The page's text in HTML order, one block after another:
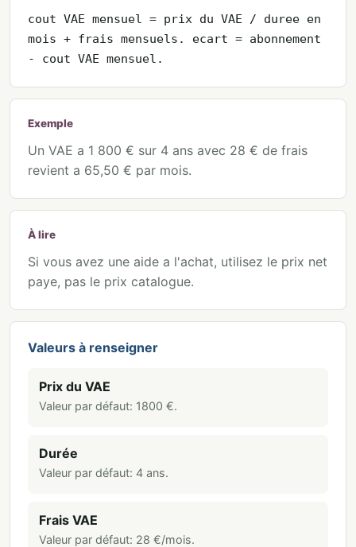
cout VAE mensuel = prix du VAE / duree en
mois + frais mensuels. ecart = abonnement
- cout VAE mensuel.
Exemple
Un VAE a 1 800 € sur 4 ans avec 28 € de frais
revient a 65,50 € par mois.
À lire
Si vous avez une aide a l'achat, utilisez le prix net
paye, pas le prix catalogue.
Valeurs à renseigner
Prix du VAE
Valeur par défaut: 1800 €.
Durée
Valeur par défaut: 4 ans.
Frais VAE
Valeur par défaut: 28 €/mois.